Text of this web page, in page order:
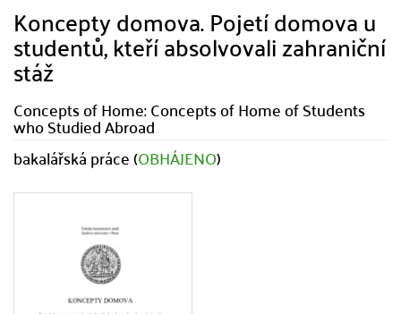
Koncepty domova. Pojetí domova u
studentů, kteří absolvovali zahraniční
stáž
Concepts of Home: Concepts of Home of Students
who Studied Abroad
bakalářská práce (OBHÁJENO)